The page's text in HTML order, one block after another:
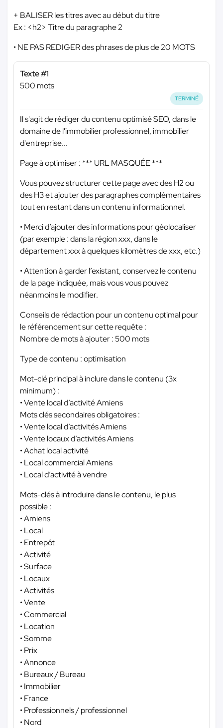
+ BALISER les titres avec au début du titre
Ex : <h2> Titre du paragraphe 2
• NE PAS REDIGER des phrases de plus de 20 MOTS
Texte #1
500 mots
TERMINÉ
Il s'agit de rédiger du contenu optimisé SEO, dans le
domaine de l'immobilier professionnel, immobilier
d'entreprise...
Page à optimiser : *** URL MASQUÉE ***
Vous pouvez structurer cette page avec des H2 ou
des H3 et ajouter des paragraphes complémentaires
tout en restant dans un contenu informationnel.
• Merci d’ajouter des informations pour géolocaliser
(par exemple : dans la région xxx, dans le
département xxx à quelques kilomètres de xxx, etc.)
• Attention à garder l’existant, conservez le contenu
de la page indiquée, mais vous vous pouvez
néanmoins le modifier.
Conseils de rédaction pour un contenu optimal pour
le référencement sur cette requête :
Nombre de mots à ajouter : 500 mots
Type de contenu : optimisation
Mot-clé principal à inclure dans le contenu (3x
minimum) :
• Vente local d’activité Amiens
Mots clés secondaires obligatoires :
• Vente local d’activités Amiens
• Vente locaux d’activités Amiens
• Achat local activité
• Local commercial Amiens
• Local d’activité à vendre
Mots-clés à introduire dans le contenu, le plus
possible :
• Amiens
• Local
• Entrepôt
• Activité
• Surface
• Locaux
• Activités
• Vente
• Commercial
• Location
• Somme
• Prix
• Annonce
• Bureaux / Bureau
• Immobilier
• France
• Professionnels / professionnel
• Nord